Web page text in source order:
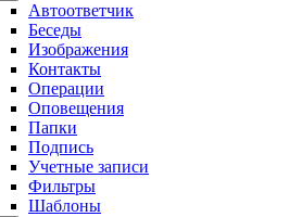
Автоответчик
Беседы
Изображения
Контакты
Операции
Оповещения
Папки
Подпись
Учетные записи
Фильтры
Шаблоны